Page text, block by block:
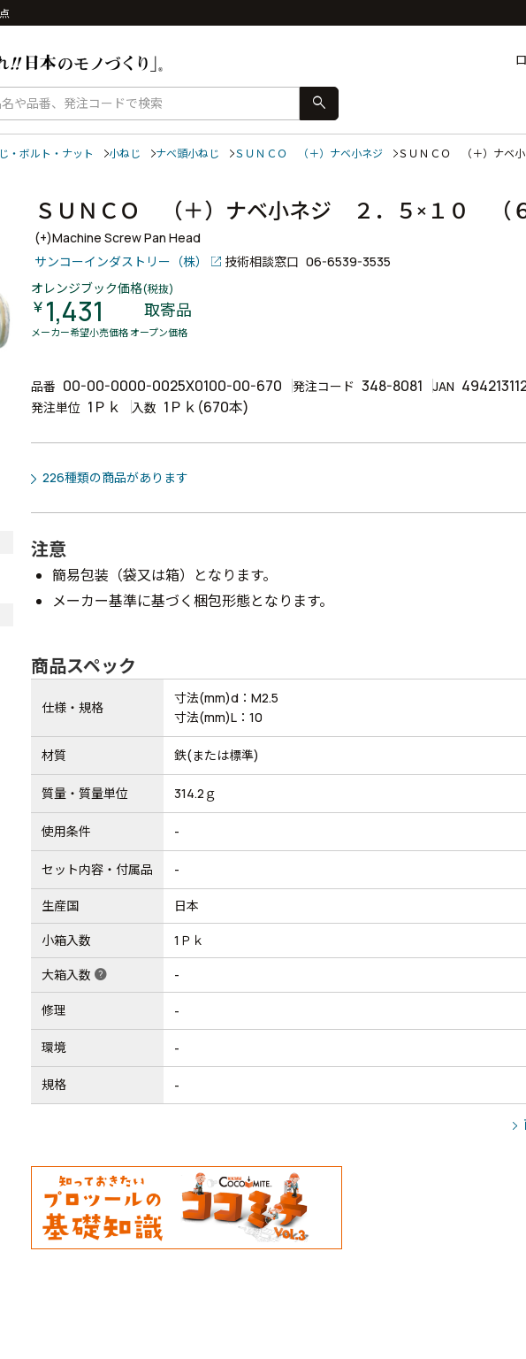
search
・ボルト・ナット 小ねじ ナベ頭小ねじ ＳＵＮＣＯ （＋）ナベ小ネジ ＳＵＮＣＯ （＋）ナベ
ＳＵＮＣＯ （＋）ナベ小ネジ ２．５×１０
(+)Machine Screw Pan Head
サンコーインダストリー（株）
技術相談窓口 06-6539-3535
オレンジブック価格(税抜)
￥ 1,431 取寄品
メーカー希望小売価格 オープン価格
品番 00-00-0000-0025X0100-00-670 発注コード 348-8081 JAN
発注単位 1Ｐｋ 入数 1Ｐｋ(670本)
226種類の商品があります
注意
簡易包装（袋又は箱）となります。
メーカー基準に基づく梱包形態となります。
商品スペック
仕様・規格
寸法(mm)d：M2.5
寸法(mm)L：10
材質 鉄(または標準)
質量・質量単位 314.2ｇ
使用条件 -
セット内容・付属品 -
生産国 日本
小箱入数 1Ｐｋ
大箱入数 help -
修理 -
環境 -
規格 -